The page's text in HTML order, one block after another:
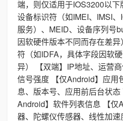
端，则仅适用于IOS3200以下
设备标识符（如IMEI、IMSI
服务）、MEID、设备序列号
因软硬件版本不同而存在差
符（如IDFA，具体字段因软
异） 【双端】IP地址、运营
信号强度 【仅Android】应用
息、版本号、应用前后台状
Android】软件列表信息 【仅
器、陀螺仪传感器、线性加